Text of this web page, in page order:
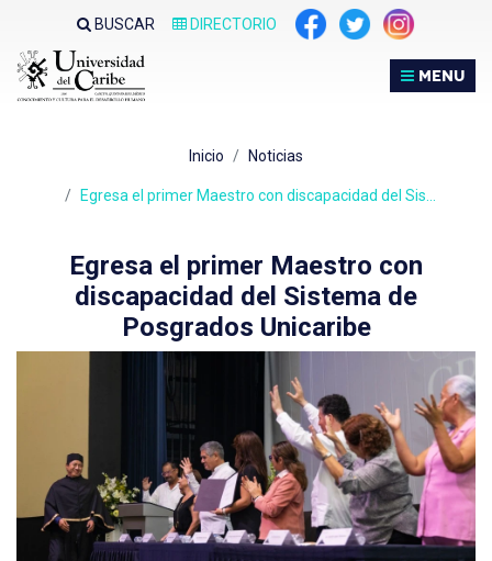
sitio
web
BUSCAR DIRECTORIO
MENU
Inicio Noticias
Egresa el primer Maestro con discapacidad del Sis…
Egresa el primer Maestro con
discapacidad del Sistema de
Posgrados Unicaribe